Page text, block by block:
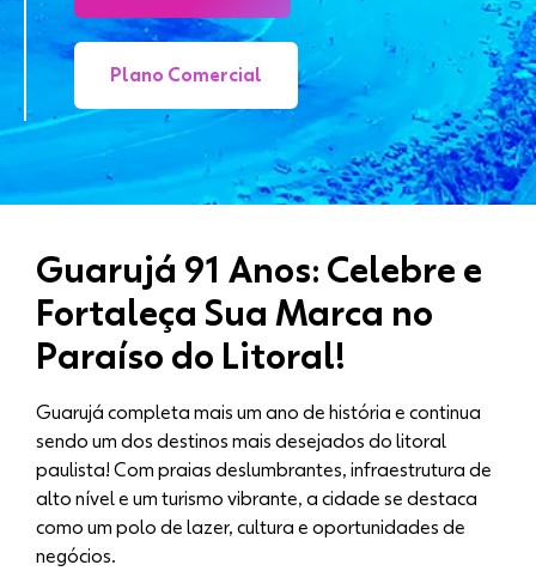
Plano Comercial
Guarujá 91 Anos: Celebre e
Fortaleça Sua Marca no
Paraíso do Litoral!
Guarujá completa mais um ano de história e continua
sendo um dos destinos mais desejados do litoral
paulista! Com praias deslumbrantes, infraestrutura de
alto nível e um turismo vibrante, a cidade se destaca
como um polo de lazer, cultura e oportunidades de
negócios.